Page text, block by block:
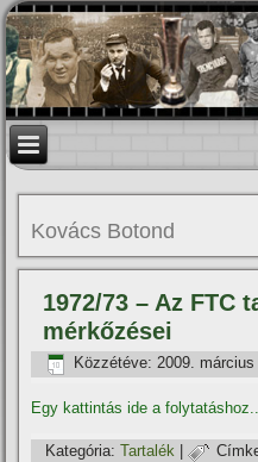
Kovács Botond
1972/73 – Az FTC
mérkőzései
Közzétéve: 2009.
Egy kattintás ide a
Kategória: Tartalék |